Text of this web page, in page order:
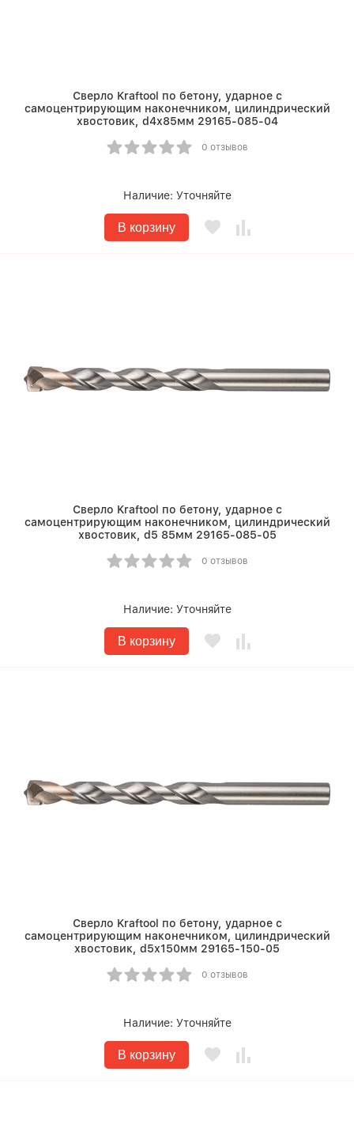
Сверло Kraftool по бетону, ударное с
самоцентрирующим наконечником, цилиндрический
хвостовик, d4х85мм 29165-085-04
0 отзывов
Наличие: Уточняйте
В корзину
Сверло Kraftool по бетону, ударное с
самоцентрирующим наконечником, цилиндрический
хвостовик, d5 85мм 29165-085-05
0 отзывов
Наличие: Уточняйте
В корзину
Сверло Kraftool по бетону, ударное с
самоцентрирующим наконечником, цилиндрический
хвостовик, d5х150мм 29165-150-05
0 отзывов
Наличие: Уточняйте
В корзину